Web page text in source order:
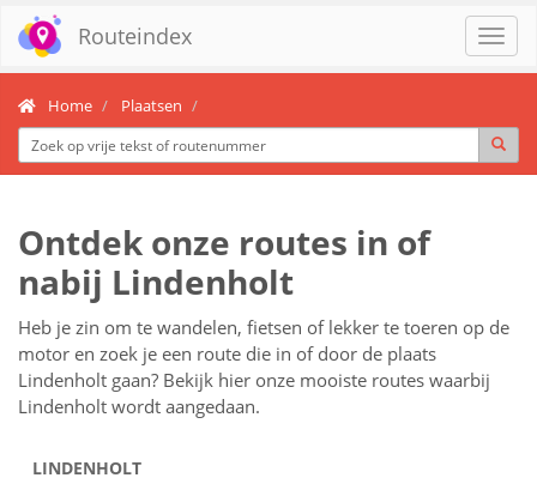
Routeindex
Home Plaatsen
Ontdek onze routes in of
nabij Lindenholt
Heb je zin om te wandelen, fietsen of lekker te toeren op de
motor en zoek je een route die in of door de plaats
Lindenholt gaan? Bekijk hier onze mooiste routes waarbij
Lindenholt wordt aangedaan.